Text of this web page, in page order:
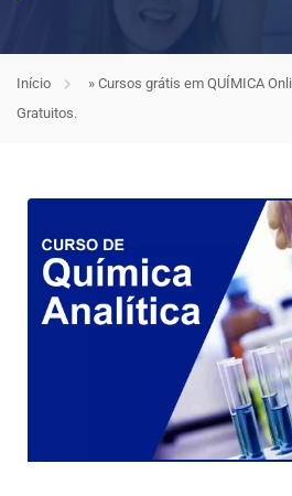
Início » Cursos grátis em QUÍMICA
Gratuitos.